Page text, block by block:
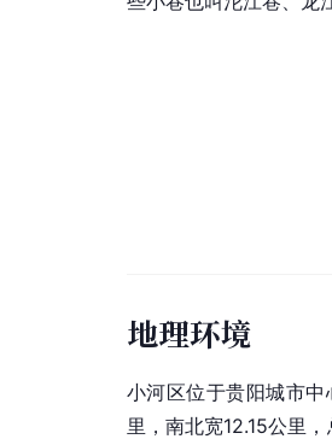
地理环境
小河区位于贵阳城市
里，南北宽12.15公里